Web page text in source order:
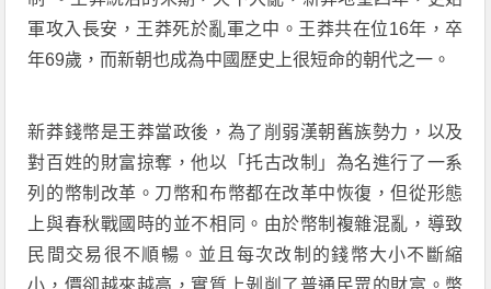
軍攻入長安，王莽死於亂軍之中。王莽共在位16年，卒
年69歲，而新朝也成為中國歷史上很短命的朝代之一。
新莽錢幣是王莽當政後，為了削弱漢朝舊族勢力，以及
對百姓的財富掠奪，他以「托古改制」為名進行了一系
列的幣制改革。刀幣和布幣都在改革中恢復，但從形態
上與春秋戰國時的並不相同。由於幣制複雜混亂，導致
民間交易很不順暢。並且每次改制的錢幣大小不斷縮
小，價卻越來越高，實質上剝削了普通民眾的財富。幣